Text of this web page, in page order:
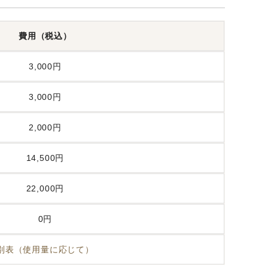
費用（税込）
3,000円
3,000円
2,000円
14,500円
22,000円
0円
表（使用量に応じて）